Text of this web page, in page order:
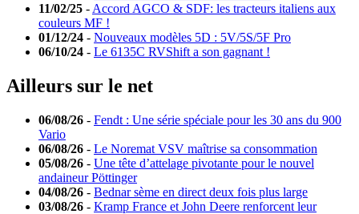
11/02/25 - Accord AGCO & SDF: les tracteurs italiens aux
couleurs MF !
01/12/24 - Nouveaux modèles 5D : 5V/5S/5F Pro
06/10/24 - Le 6135C RVShift a son gagnant !
Ailleurs sur le net
06/08/26 - Fendt : Une série spéciale pour les 30 ans du 900
Vario
06/08/26 - Le Noremat VSV maîtrise sa consommation
05/08/26 - Une tête d’attelage pivotante pour le nouvel
andaineur Pöttinger
04/08/26 - Bednar sème en direct deux fois plus large
03/08/26 - Kramp France et John Deere renforcent leur